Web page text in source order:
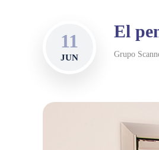
11
JUN
El
Grupo